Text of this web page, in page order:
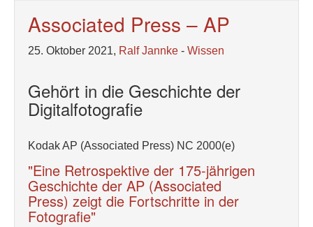
Associated Press – AP
25. Oktober 2021, Ralf Jannke - Wissen
Gehört in die Geschichte der
Digitalfotografie
Kodak AP (Associated Press) NC 2000(e)
"Eine Retrospektive der 175-jährigen
Geschichte der AP (Associated
Press) zeigt die Fortschritte in der
Fotografie"